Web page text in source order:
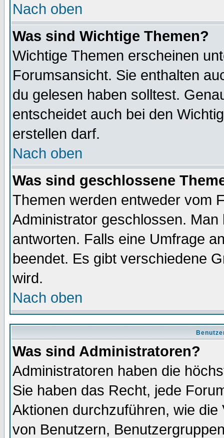
Nach oben
Was sind Wichtige Themen?
Wichtige Themen erscheinen
Forumsansicht. Sie enthalten
du gelesen haben solltest.
entscheidet auch bei den
erstellen darf.
Nach oben
Was sind geschlossene
Themen werden entweder vom
Administrator geschlossen.
antworten. Falls eine Umfrage
beendet. Es gibt verschiedene
wird.
Nach oben
Was sind Administratoren?
Administratoren haben die
Sie haben das Recht, jede
Aktionen durchzuführen, wie
von Benutzern,